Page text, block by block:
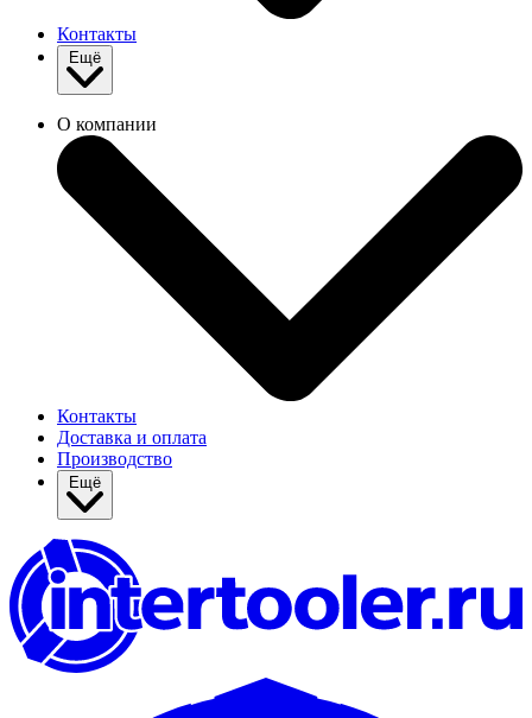
Контакты
О компании
Контакты
Доставка и оплата
Производство